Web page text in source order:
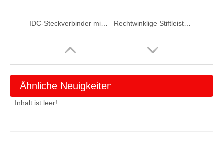
Ähnliche Neuigkeiten
Inhalt ist leer!